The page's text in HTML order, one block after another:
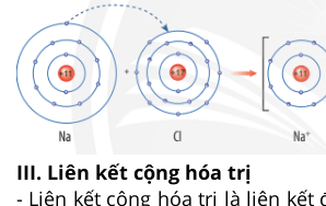
III. Liên kết cộng hóa trị
- Liên kết cộng hóa trị là liên kết